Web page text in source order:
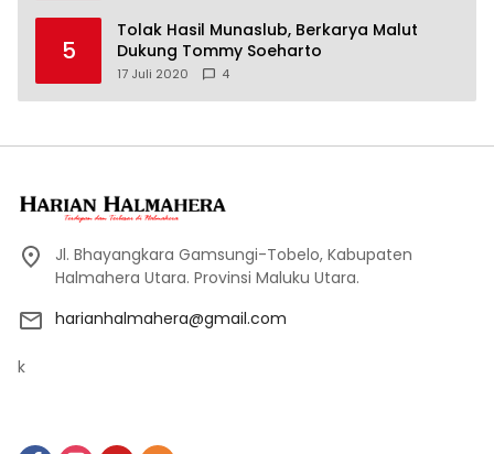
5
Tolak Hasil Munaslub, Berkarya Malut
Dukung Tommy Soeharto
17 Juli 2020 4
Jl. Bhayangkara Gamsungi-Tobelo, Kabupaten
Halmahera Utara. Provinsi Maluku Utara.
harianhalmahera@gmail.com
k